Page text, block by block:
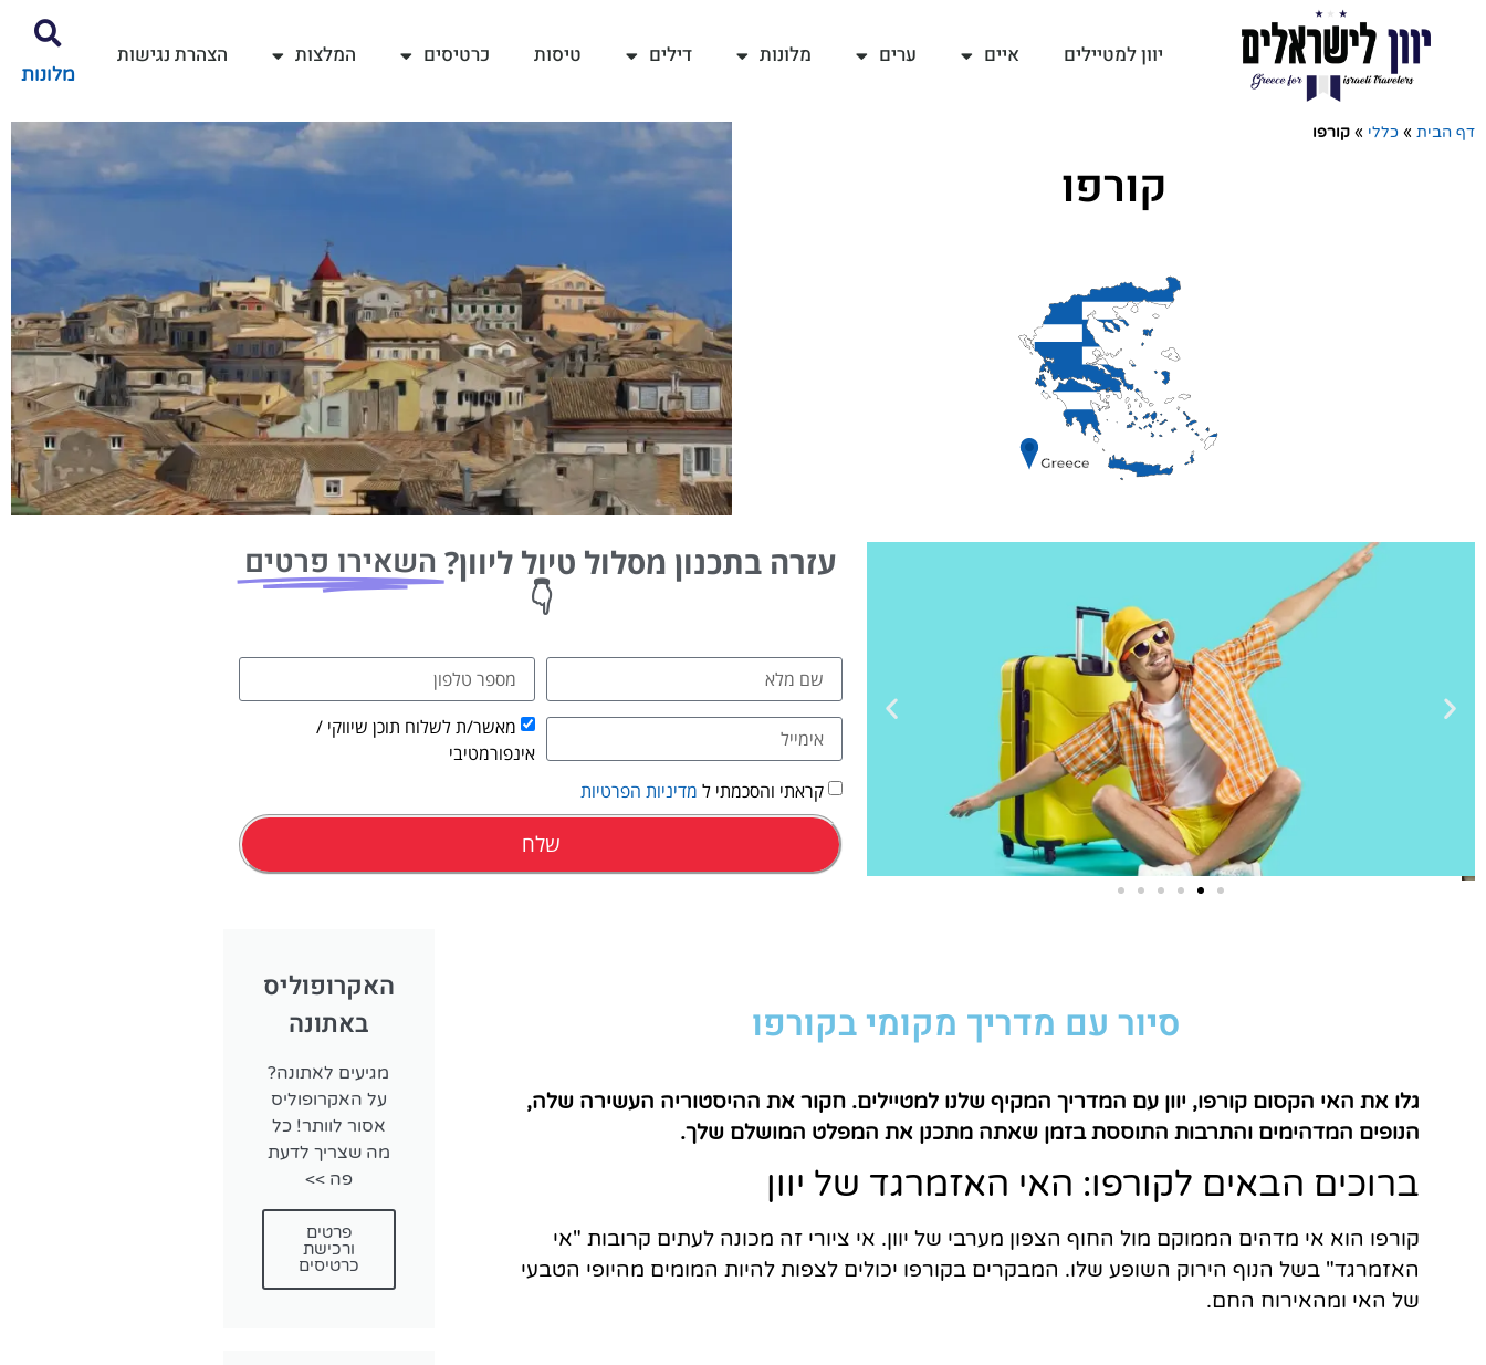
יוון למטיילים איים ערים מלונות דילים טיסות כרטיסים המלצות הצהרת נגישות
מלונות
דף הבית » כללי » קורפו
קורפו
השוואת מחירים
עזרה בתכנון מסלול טיול ליוון? השאירו פרטים
👇
מאשר/ת לשלוח תוכן שיווקי /
אינפורמטיבי
קראתי והסכמתי ל מדיניות הפרטיות
שלח
סיור עם מדריך מקומי בקורפו
גלו את האי הקסום קורפו, יוון עם המדריך המקיף שלנו למטיילים. חקור את ההיסטוריה העשירה שלה,
הנופים המדהימים והתרבות התוססת בזמן שאתה מתכנן את המפלט המושלם שלך.
ברוכים הבאים לקורפו: האי האזמרגד של יוון
קורפו הוא אי מדהים הממוקם מול החוף הצפון מערבי של יוון. אי ציורי זה מכונה לעתים קרובות "אי
האזמרגד" בשל הנוף הירוק השופע שלו. המבקרים בקורפו יכולים לצפות להיות המומים מהיופי הטבעי
של האי ומהאירוח החם.
האקרופוליס
באתונה
מגיעים לאתונה?
על האקרופוליס
אסור לוותר! כל
מה שצריך לדעת
פה >>
פרטים
ורכישת
כרטיסים